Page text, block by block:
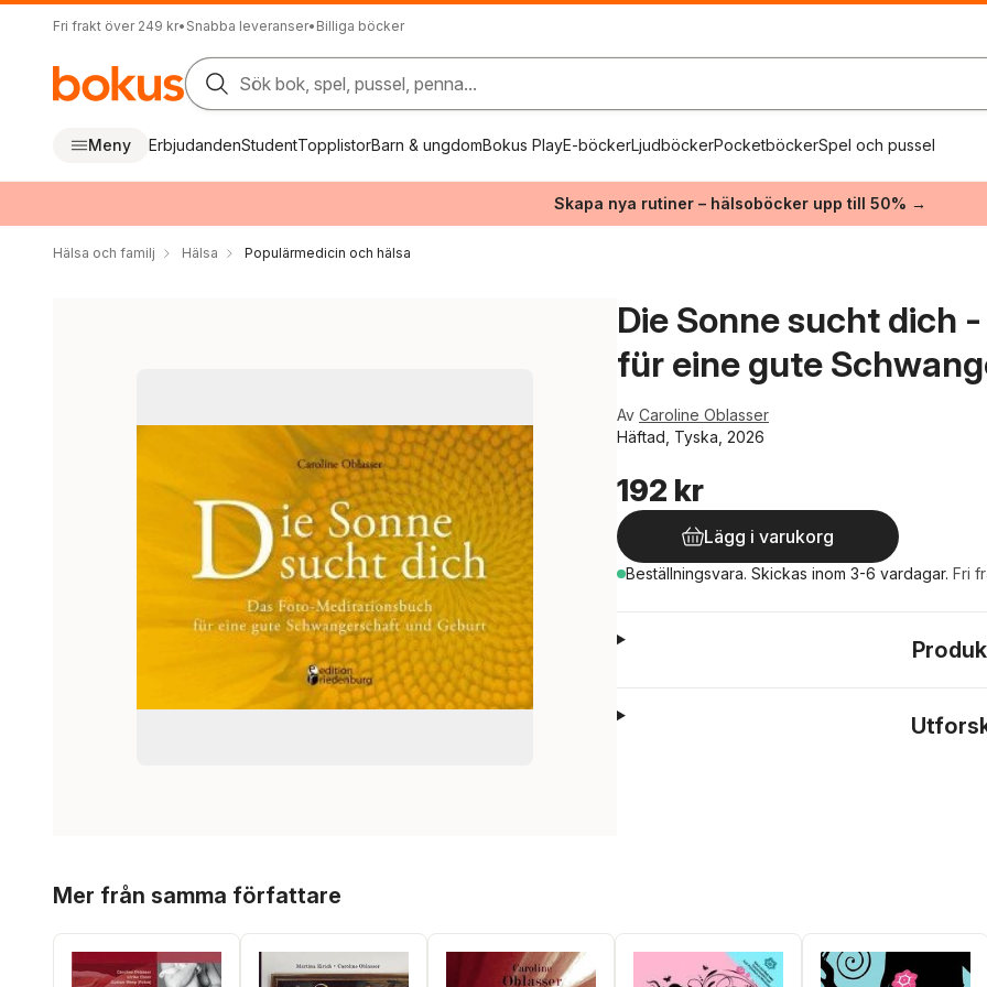
Fri frakt över 249 kr• Snabba leveranser• Billiga böcker
Sök bok, spel, pussel, penna...
Meny ErbjudandenStudentTopplistorBarn & ungdomBokus PlayE-böckerLjudböckerPocketböckerSpel och pussel
Skapa nya rutiner – hälsoböcker upp till 50% →
Hälsa och familj Hälsa Populärmedicin och hälsa
Die Sonne sucht dich
für eine gute
Av Caroline Oblasser
Häftad, Tyska, 2026
192 kr
Lägg i varukorg
Beställningsvara. Skickas inom 3-6 vardagar. Fri
Mer från samma författare